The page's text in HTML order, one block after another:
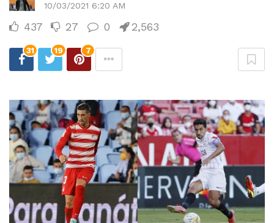
10/03/2021 6:20 AM
437 27 0 2,563
31 19 7